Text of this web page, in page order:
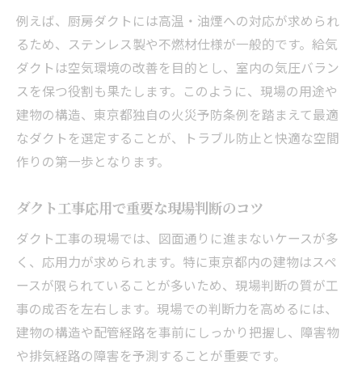
ダクト工事で安全性を確保する選択基準
ジャバラダクト禁止の背景と代替案
業者選びで失敗しない東京都のコツ
ダクト工事業者選びの比較ポイント一覧
東京都で信頼できる業者の見極め方
見積もり依頼時のチェックリスト
業者選定で重視すべき実績と対応力
ダクト工事業者の提案内容を評価するコツ
排気性能向上のための工事手法一覧
ダクト工事で実現する快適な空間づくり
現場ごとに最適な排気計画を立てる方法
ダクト工事応用で清掃性を高める工夫
排気性能とメンテナンス性の両立事例
例えば、厨房ダクトには高温・油煙への対応が求められ
るため、ステンレス製や不燃材仕様が一般的です。給気
ダクトは空気環境の改善を目的とし、室内の気圧バラン
スを保つ役割も果たします。このように、現場の用途や
建物の構造、東京都独自の火災予防条例を踏まえて最適
なダクトを選定することが、トラブル防止と快適な空間
作りの第一歩となります。
ダクト工事応用で重要な現場判断のコツ
ダクト工事の現場では、図面通りに進まないケースが多
く、応用力が求められます。特に東京都内の建物はスペ
ースが限られていることが多いため、現場判断の質が工
事の成否を左右します。現場での判断力を高めるには、
建物の構造や配管経路を事前にしっかり把握し、障害物
や排気経路の障害を予測することが重要です。